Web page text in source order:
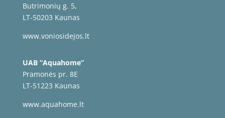
Butrimonių g. 5,
LT-50203 Kaunas
www.voniosidejos.lt
UAB “Aquahome”
Pramonės pr. 8E
LT-51223 Kaunas
www.aquahome.lt